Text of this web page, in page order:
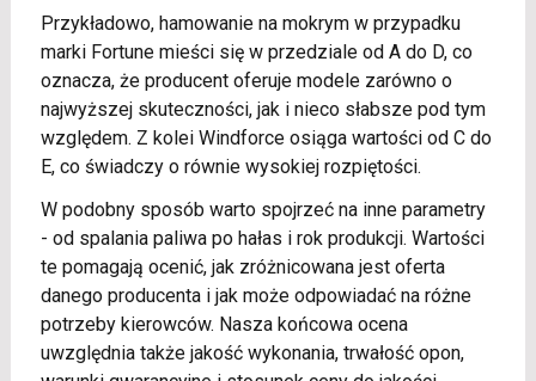
Przykładowo, hamowanie na mokrym w przypadku
marki Fortune mieści się w przedziale od A do D, co
oznacza, że producent oferuje modele zarówno o
najwyższej skuteczności, jak i nieco słabsze pod tym
względem. Z kolei Windforce osiąga wartości od C do
E, co świadczy o równie wysokiej rozpiętości.
W podobny sposób warto spojrzeć na inne parametry
- od spalania paliwa po hałas i rok produkcji. Wartości
te pomagają ocenić, jak zróżnicowana jest oferta
danego producenta i jak może odpowiadać na różne
potrzeby kierowców. Nasza końcowa ocena
uwzględnia także jakość wykonania, trwałość opon,